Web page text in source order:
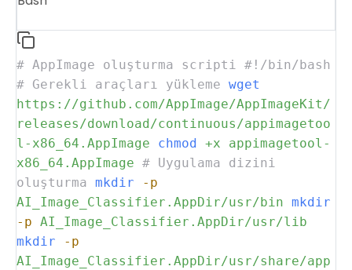
# AppImage oluşturma scripti #!/bin/bash
# Gerekli araçları yükleme wget
https://github.com/AppImage/AppImageKit/
releases/download/continuous/appimagetoo
l-x86_64.AppImage
chmod +x
appimagetool-
x86_64.AppImage # Uygulama dizini
oluşturma mkdir
-p
AI_Image_Classifier.AppDir/usr/bin mkdir
-p AI_Image_Classifier.AppDir/usr/lib
mkdir
-p
AI_Image_Classifier.AppDir/usr/share/app